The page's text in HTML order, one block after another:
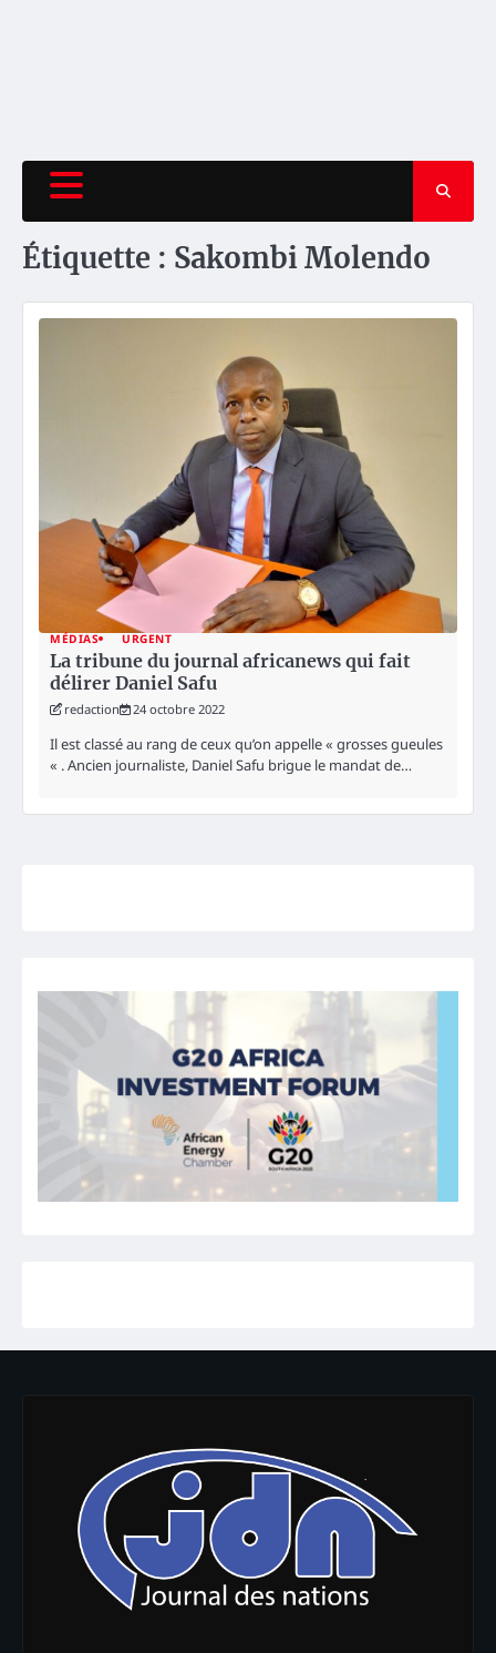
Étiquette : Sakombi Molendo
MÉDIAS URGENT
La tribune du journal africanews qui fait
délirer Daniel Safu
redaction 24 octobre 2022
Il est classé au rang de ceux qu’on appelle « grosses gueules
« . Ancien journaliste, Daniel Safu brigue le mandat de…